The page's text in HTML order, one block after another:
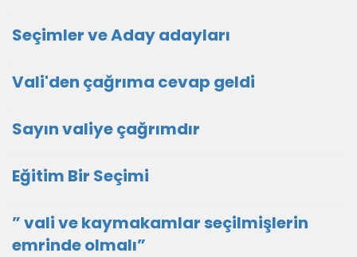
Seçimler ve Aday adayları
Vali'den çağrıma cevap geldi
Sayın valiye çağrımdır
Eğitim Bir Seçimi
” vali ve kaymakamlar seçilmişlerin
emrinde olmalı”